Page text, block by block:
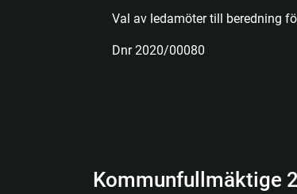
Val av ledamöter till beredning
Dnr 2020/00080
Kommunfullmäktige